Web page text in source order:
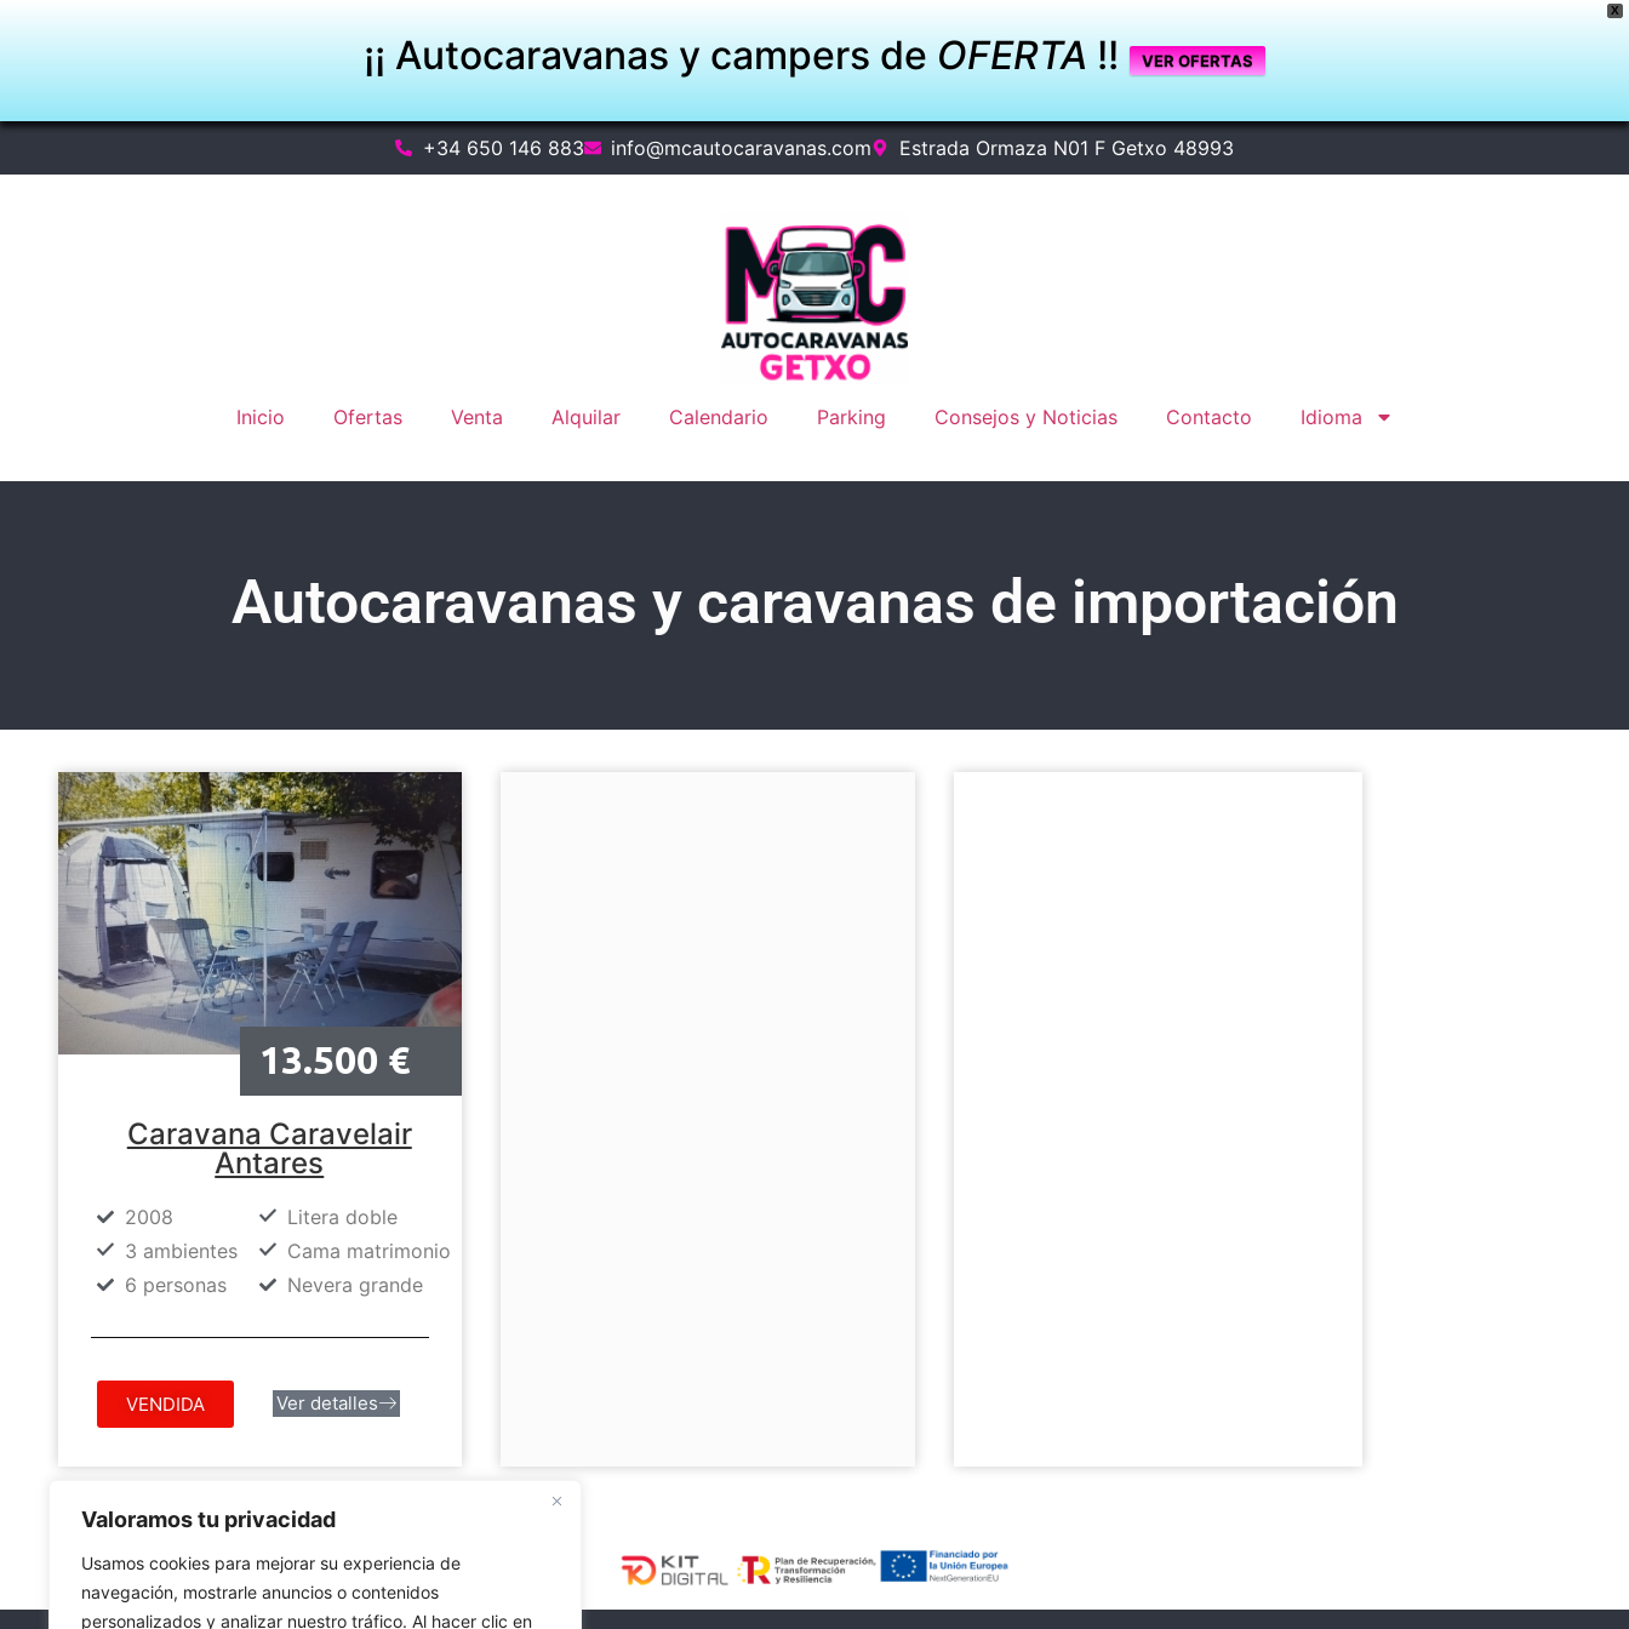
X
¡¡ Autocaravanas y campers deOFERTA!! VER OFERTAS
Valoramos tu privacidad
Usamos cookies para mejorar su experiencia de
navegación, mostrarle anuncios o contenidos
personalizados y analizar nuestro tráfico. Al hacer clic en
+34 650 146 883 info@mcautocaravanas.com Estrada Ormaza N01 F Getxo 48993
Inicio Ofertas Venta Alquilar Calendario Parking Consejos y Noticias Contacto Idioma
Autocaravanas y caravanas de importación
13.500 €
Caravana Caravelair
Antares
2008
3 ambientes
6 personas
Litera doble
Cama matrimonio
Nevera grande
VENDIDA Ver detalles